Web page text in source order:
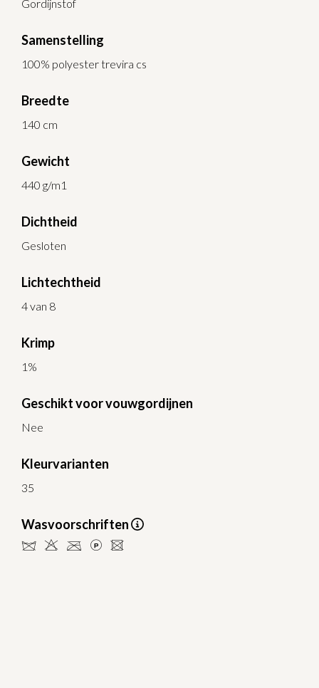
Gordijnstof
Samenstelling
100% polyester trevira cs
Breedte
140 cm
Gewicht
440 g/m1
Dichtheid
Gesloten
Lichtechtheid
4 van 8
Krimp
1%
Geschikt voor vouwgordijnen
Nee
Kleurvarianten
35
Wasvoorschriften
dHCLU